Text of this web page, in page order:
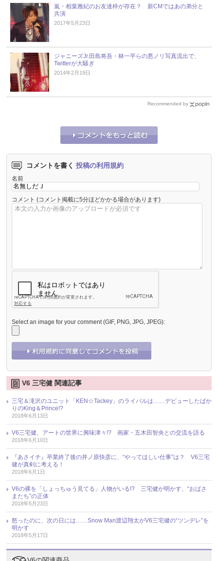
嵐・相葉雅紀のお友達枠が存在？ 新CMではあの弟分と
共演
2017年5月23日
ジャニーズJr.田島将吾・林一平らの悪ノリ写真流出で、
Twitterが大騒ぎ
2014年2月19日
Recommended by
コメントを書く 投稿の利用規約
名前
コメント (コメント掲載に5分ほどかかる場合があります)
Select an image for your comment (GIF, PNG, JPG, JPEG):
V6 三宅健 関連記事
三宅＆滝沢のユニット「KEN☆Tackey」のライバルは……デビューしたばか
りのKing＆Prince!?
2018年6月13日
V6三宅健、アートの世界に興味津々!? 画家・五木田智央との交流を語る
2018年6月10日
『あさイチ』卒業終了後の井ノ原快彦に、“やってほしい仕事”は？ V6三宅
健が真剣に考える！
2018年6月1日
V6の裸を「しょっちゅう見てる」人物がいる!? 三宅健が明かす、“おばさ
またち”の正体
2018年5月23日
怒ったのに、次の日には……Snow Man渡辺翔太がV6三宅健の“ツンデレ”を
明かす
2018年5月17日